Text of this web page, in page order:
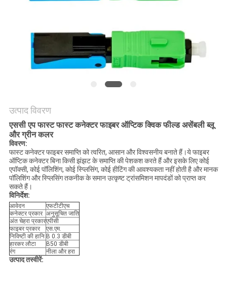
उत्पाद विवरण
एससी एप फास्ट फास्ट कनेक्टर फाइबर ऑप्टिक क्विक फील्ड असेंबली ब्लू
और ग्रीन कलर
विवरण:
फास्ट कनेक्टर फाइबर समाप्ति को त्वरित, आसान और विश्वसनीय बनाते हैं।ये फाइबर
ऑप्टिक कनेक्टर बिना किसी झंझट के समाप्ति की पेशकश करते हैं और इसके लिए कोई
एपॉक्सी, कोई पॉलिशिंग, कोई स्प्लिसिंग, कोई हीटिंग की आवश्यकता नहीं होती है और मानक
पॉलिशिंग और स्प्लिसिंग तकनीक के समान उत्कृष्ट ट्रांसमिशन मापदंडों को प्राप्त कर
सकते हैं।
विनिर्देश:
आवेदन
एफटीटीएच
कनेक्टर प्रकार अनुसूचित जाति
अंत चेहरा प्रकारएपीसी
फाइबर प्रकार
एस.एम.
निविष्टी की हानि B 0.3 डीबी
हारकर लौटा
B50 डीबी
रंग
नीला और हरा
उत्पाद तस्वीरें: